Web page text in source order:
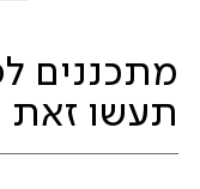
מתכננים
תעשו זאת